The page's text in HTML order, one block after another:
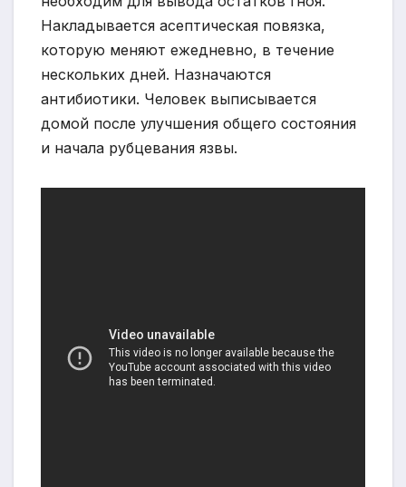
Накладывается асептическая повязка,
которую меняют ежедневно, в течение
нескольких дней. Назначаются
антибиотики. Человек выписывается
домой после улучшения общего состояния
и начала рубцевания язвы.